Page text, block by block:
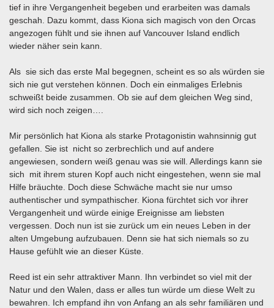
tief in ihre Vergangenheit begeben und erarbeiten was damals
geschah. Dazu kommt, dass Kiona sich magisch von den Orcas
angezogen fühlt und sie ihnen auf Vancouver Island endlich
wieder näher sein kann.
Als sie sich das erste Mal begegnen, scheint es so als würden sie
sich nie gut verstehen können. Doch ein einmaliges Erlebnis
schweißt beide zusammen. Ob sie auf dem gleichen Weg sind,
wird sich noch zeigen….
Mir persönlich hat Kiona als starke Protagonistin wahnsinnig gut
gefallen. Sie ist nicht so zerbrechlich und auf andere
angewiesen, sondern weiß genau was sie will. Allerdings kann sie
sich mit ihrem sturen Kopf auch nicht eingestehen, wenn sie mal
Hilfe bräuchte. Doch diese Schwäche macht sie nur umso
authentischer und sympathischer. Kiona fürchtet sich vor ihrer
Vergangenheit und würde einige Ereignisse am liebsten
vergessen. Doch nun ist sie zurück um ein neues Leben in der
alten Umgebung aufzubauen. Denn sie hat sich niemals so zu
Hause gefühlt wie an dieser Küste.
Reed ist ein sehr attraktiver Mann. Ihn verbindet so viel mit der
Natur und den Walen, dass er alles tun würde um diese Welt zu
bewahren. Ich empfand ihn von Anfang an als sehr familiären und